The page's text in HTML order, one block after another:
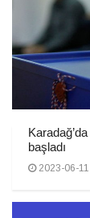
başladı
2023-06-